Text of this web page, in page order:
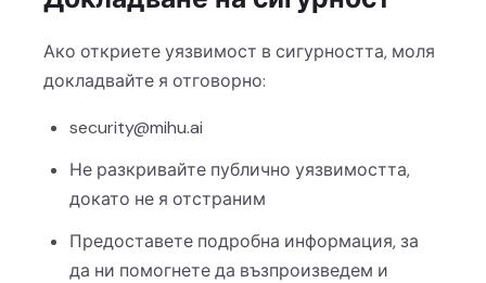
Ако откриете уязвимост в сигурността, моля
докладвайте я отговорно:
security@mihu.ai
Не разкривайте публично уязвимостта,
докато не я отстраним
Предоставете подробна информация, за
да ни помогнете да възпроизведем и